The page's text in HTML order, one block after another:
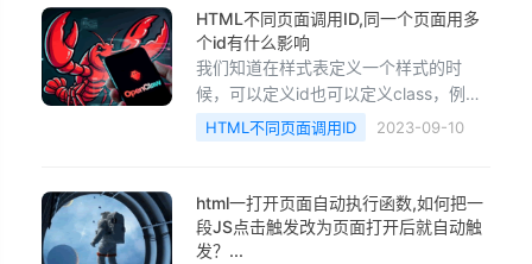
特点：1．要面向业务人员：表单自定义
做的要友好，面向业务人员，让他们在
很短的时间内就可以完成一个表单的定
义。交互界面要友好，计算机术语要普
通化，让业务人员都能看明白, 晦涩难懂
的术语要加注释，比如什么是boolen 类
HTML不同页面调用ID,同一个页面用多
个id有什么影响
我们知道在样式表定义一个样式的时
候，可以定义id也可以定义class，例
如：ID方法：#test{color:#333333}，
在页面中调用内容CLASS方
调用内容id一个页面只可以使用一次，
class可以多次引用。有网友问，id和
class好象没什么区别，我在页面中用了
HTML不同页面调用ID 2023-09-10
html一打开页面自动执行函数,如何把一
段JS点击触发改为页面打开后就自动触
发？...